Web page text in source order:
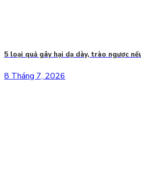
5 loại quả gây hại dạ dày, trào ngược
8 Tháng 7, 2026